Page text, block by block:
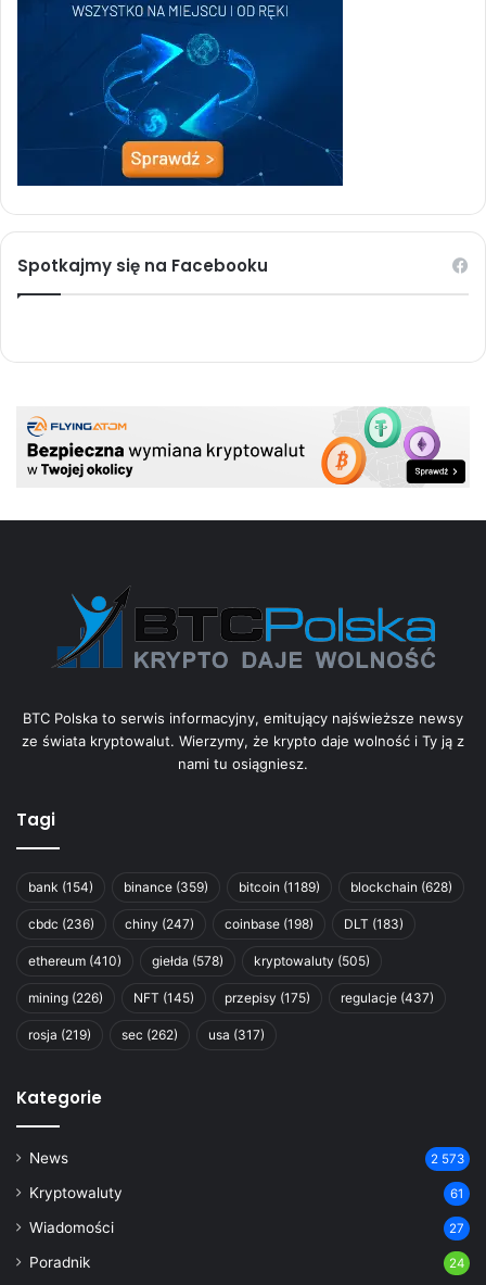
Spotkajmy się na Facebooku
BTC Polska to serwis informacyjny, emitujący najświeższe newsy
ze świata kryptowalut. Wierzymy, że krypto daje wolność i Ty ją z
nami tu osiągniesz.
Tagi
bank (154) binance (359) bitcoin (1189) blockchain (628)
cbdc (236) chiny (247) coinbase (198) DLT (183)
ethereum (410) giełda (578) kryptowaluty (505)
mining (226) NFT (145) przepisy (175) regulacje (437)
rosja (219) sec (262) usa (317)
Kategorie
News 2 573
Kryptowaluty 61
Wiadomości 27
Poradnik 24